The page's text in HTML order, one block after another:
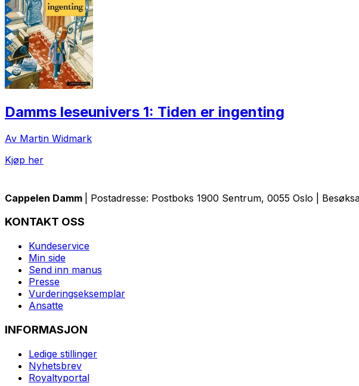
Damms leseunivers 1: Tiden er ingenting
Av Martin Widmark
Kjøp her
Cappelen Damm | Postadresse: Postboks 1900 Sentrum, 0055 Oslo |
KONTAKT OSS
Kundeservice
Min side
Send inn manus
Presse
Vurderingseksemplar
Ansatte
INFORMASJON
Ledige stillinger
Nyhetsbrev
Royaltyportal